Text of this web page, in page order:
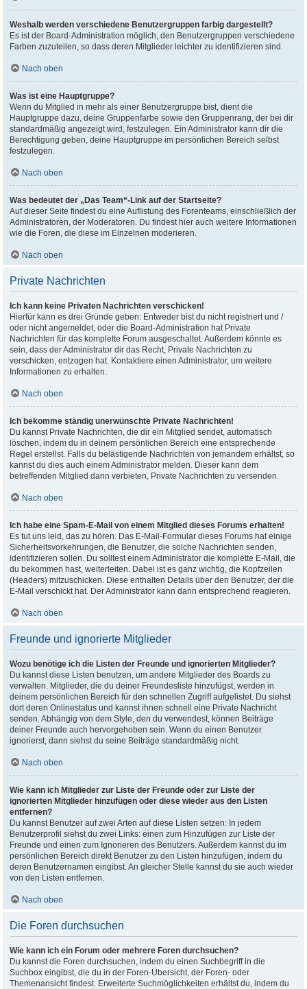
Weshalb werden verschiedene Benutzergruppen farbig dargestellt?
Es ist der Board-Administration möglich, den Benutzergruppen verschiedene
Farben zuzuteilen, so dass deren Mitglieder leichter zu identifizieren sind.
Nach oben
Was ist eine Hauptgruppe?
Wenn du Mitglied in mehr als einer Benutzergruppe bist, dient die
Hauptgruppe dazu, deine Gruppenfarbe sowie den Gruppenrang, der bei dir
standardmäßig angezeigt wird, festzulegen. Ein Administrator kann dir die
Berechtigung geben, deine Hauptgruppe im persönlichen Bereich selbst
festzulegen.
Nach oben
Was bedeutet der „Das Team“-Link auf der Startseite?
Auf dieser Seite findest du eine Auflistung des Forenteams, einschließlich der
Administratoren, der Moderatoren. Du findest hier auch weitere Informationen
wie die Foren, die diese im Einzelnen moderieren.
Nach oben
Private Nachrichten
Ich kann keine Privaten Nachrichten verschicken!
Hierfür kann es drei Gründe geben: Entweder bist du nicht registriert und /
oder nicht angemeldet, oder die Board-Administration hat Private
Nachrichten für das komplette Forum ausgeschaltet. Außerdem könnte es
sein, dass der Administrator dir das Recht, Private Nachrichten zu
verschicken, entzogen hat. Kontaktiere einen Administrator, um weitere
Informationen zu erhalten.
Nach oben
Ich bekomme ständig unerwünschte Private Nachrichten!
Du kannst Private Nachrichten, die dir ein Mitglied sendet, automatisch
löschen, indem du in deinem persönlichen Bereich eine entsprechende
Regel erstellst. Falls du belästigende Nachrichten von jemandem erhältst, so
kannst du dies auch einem Administrator melden. Dieser kann dem
betreffenden Mitglied dann verbieten, Private Nachrichten zu versenden.
Nach oben
Ich habe eine Spam-E-Mail von einem Mitglied dieses Forums erhalten!
Es tut uns leid, das zu hören. Das E-Mail-Formular dieses Forums hat einige
Sicherheitsvorkehrungen, die Benutzer, die solche Nachrichten senden,
identifizieren sollen. Du solltest einem Administrator die komplette E-Mail, die
du bekommen hast, weiterleiten. Dabei ist es ganz wichtig, die Kopfzeilen
(Headers) mitzuschicken. Diese enthalten Details über den Benutzer, der die
E-Mail verschickt hat. Der Administrator kann dann entsprechend reagieren.
Nach oben
Freunde und ignorierte Mitglieder
Wozu benötige ich die Listen der Freunde und ignorierten Mitglieder?
Du kannst diese Listen benutzen, um andere Mitglieder des Boards zu
verwalten. Mitglieder, die du deiner Freundesliste hinzufügst, werden in
deinem persönlichen Bereich für den schnellen Zugriff aufgelistet. Du siehst
dort deren Onlinestatus und kannst ihnen schnell eine Private Nachricht
senden. Abhängig von dem Style, den du verwendest, können Beiträge
deiner Freunde auch hervorgehoben sein. Wenn du einen Benutzer
ignorierst, dann siehst du seine Beiträge standardmäßig nicht.
Nach oben
Wie kann ich Mitglieder zur Liste der Freunde oder zur Liste der
ignorierten Mitglieder hinzufügen oder diese wieder aus den Listen
entfernen?
Du kannst Benutzer auf zwei Arten auf diese Listen setzen: In jedem
Benutzerprofil siehst du zwei Links: einen zum Hinzufügen zur Liste der
Freunde und einen zum Ignorieren des Benutzers. Außerdem kannst du im
persönlichen Bereich direkt Benutzer zu den Listen hinzufügen, indem du
deren Benutzernamen eingibst. An gleicher Stelle kannst du sie auch wieder
von den Listen entfernen.
Nach oben
Die Foren durchsuchen
Wie kann ich ein Forum oder mehrere Foren durchsuchen?
Du kannst die Foren durchsuchen, indem du einen Suchbegriff in die
Suchbox eingibst, die du in der Foren-Übersicht, der Foren- oder
Themenansicht findest. Erweiterte Suchmöglichkeiten erhältst du, indem du